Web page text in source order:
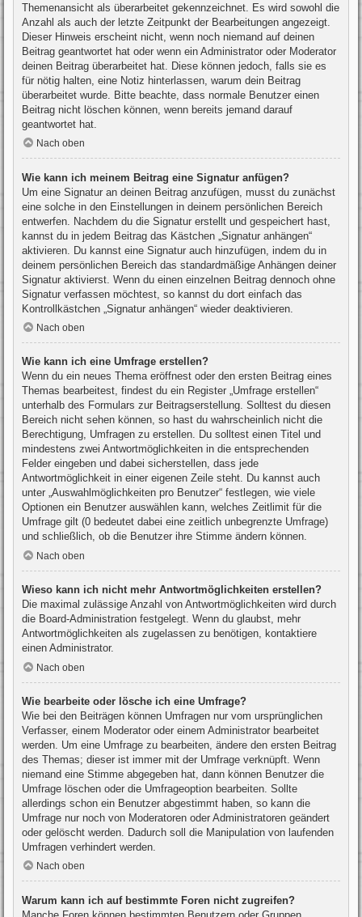
Themenansicht als überarbeitet gekennzeichnet. Es wird sowohl die
Anzahl als auch der letzte Zeitpunkt der Bearbeitungen angezeigt.
Dieser Hinweis erscheint nicht, wenn noch niemand auf deinen
Beitrag geantwortet hat oder wenn ein Administrator oder Moderator
deinen Beitrag überarbeitet hat. Diese können jedoch, falls sie es
für nötig halten, eine Notiz hinterlassen, warum dein Beitrag
überarbeitet wurde. Bitte beachte, dass normale Benutzer einen
Beitrag nicht löschen können, wenn bereits jemand darauf
geantwortet hat.
Nach oben
Wie kann ich meinem Beitrag eine Signatur anfügen?
Um eine Signatur an deinen Beitrag anzufügen, musst du zunächst
eine solche in den Einstellungen in deinem persönlichen Bereich
entwerfen. Nachdem du die Signatur erstellt und gespeichert hast,
kannst du in jedem Beitrag das Kästchen „Signatur anhängen“
aktivieren. Du kannst eine Signatur auch hinzufügen, indem du in
deinem persönlichen Bereich das standardmäßige Anhängen deiner
Signatur aktivierst. Wenn du einen einzelnen Beitrag dennoch ohne
Signatur verfassen möchtest, so kannst du dort einfach das
Kontrollkästchen „Signatur anhängen“ wieder deaktivieren.
Nach oben
Wie kann ich eine Umfrage erstellen?
Wenn du ein neues Thema eröffnest oder den ersten Beitrag eines
Themas bearbeitest, findest du ein Register „Umfrage erstellen“
unterhalb des Formulars zur Beitragserstellung. Solltest du diesen
Bereich nicht sehen können, so hast du wahrscheinlich nicht die
Berechtigung, Umfragen zu erstellen. Du solltest einen Titel und
mindestens zwei Antwortmöglichkeiten in die entsprechenden
Felder eingeben und dabei sicherstellen, dass jede
Antwortmöglichkeit in einer eigenen Zeile steht. Du kannst auch
unter „Auswahlmöglichkeiten pro Benutzer“ festlegen, wie viele
Optionen ein Benutzer auswählen kann, welches Zeitlimit für die
Umfrage gilt (0 bedeutet dabei eine zeitlich unbegrenzte Umfrage)
und schließlich, ob die Benutzer ihre Stimme ändern können.
Nach oben
Wieso kann ich nicht mehr Antwortmöglichkeiten erstellen?
Die maximal zulässige Anzahl von Antwortmöglichkeiten wird durch
die Board-Administration festgelegt. Wenn du glaubst, mehr
Antwortmöglichkeiten als zugelassen zu benötigen, kontaktiere
einen Administrator.
Nach oben
Wie bearbeite oder lösche ich eine Umfrage?
Wie bei den Beiträgen können Umfragen nur vom ursprünglichen
Verfasser, einem Moderator oder einem Administrator bearbeitet
werden. Um eine Umfrage zu bearbeiten, ändere den ersten Beitrag
des Themas; dieser ist immer mit der Umfrage verknüpft. Wenn
niemand eine Stimme abgegeben hat, dann können Benutzer die
Umfrage löschen oder die Umfrageoption bearbeiten. Sollte
allerdings schon ein Benutzer abgestimmt haben, so kann die
Umfrage nur noch von Moderatoren oder Administratoren geändert
oder gelöscht werden. Dadurch soll die Manipulation von laufenden
Umfragen verhindert werden.
Nach oben
Warum kann ich auf bestimmte Foren nicht zugreifen?